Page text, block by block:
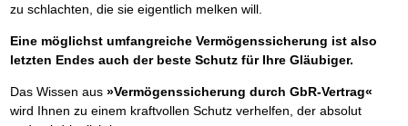
zu schlachten, die sie eigentlich melken will.
Eine möglichst umfangreiche Vermögenssicherung ist also
letzten Endes auch der beste Schutz für Ihre Gläubiger.
Das Wissen aus »Vermögenssicherung durch GbR-Vertrag«
wird Ihnen zu einem kraftvollen Schutz verhelfen, der absolut